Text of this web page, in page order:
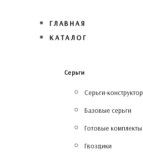
ГЛАВНАЯ
КАТАЛОГ
Серьги
Серьги-конструктор
Базовые серьги
Готовые комплекты
Гвоздики